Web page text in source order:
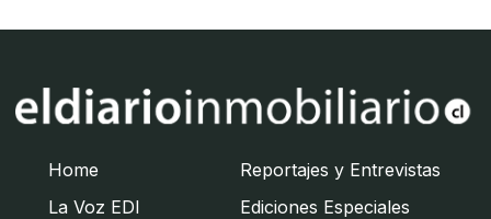
Home
La Voz EDI
Reportajes y Entrevistas
Ediciones Especiales